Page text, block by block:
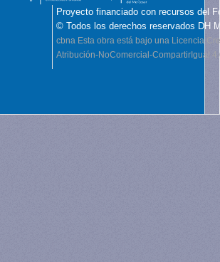
Proyecto financiado con recursos del
© Todos los derechos reservados DH
cbna Esta obra está bajo una Licencia
Atribución-NoComercial-CompartirIgual